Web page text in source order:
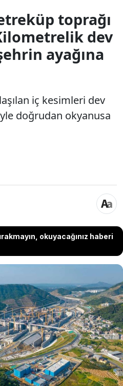
toprağı
dev
ayağına
iç kesimleri dev
doğrudan okyanusa
okuyacağınız haberi
karayoluyla ulaşılan iç
dev "su asansörü"
doğrudan okyanusa